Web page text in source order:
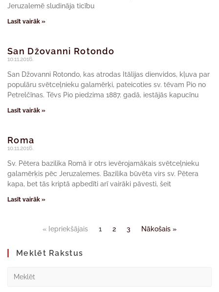
Jeruzalemē sludināja ticību
Lasīt vairāk »
San Džovanni Rotondo
10.11.2016.
San Džovanni Rotondo, kas atrodas Itālijas dienvidos, kļuva par
populāru svētceļnieku galamērķi, pateicoties sv. tēvam Pio no
Petrelčīnas. Tēvs Pio piedzima 1887. gadā, iestājās kapucīnu
Lasīt vairāk »
Roma
10.11.2016.
Sv. Pētera bazilika Romā ir otrs ievērojamākais svētceļnieku
galamērķis pēc Jeruzalemes. Bazilika būvēta virs sv. Pētera
kapa, bet tās kriptā apbedīti arī vairāki pāvesti, šeit
Lasīt vairāk »
« Iepriekšājais 1 2 3 Nākošais »
Meklēt Rakstus